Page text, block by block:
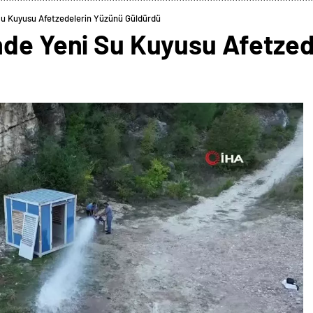
Kuyusu Afetzedelerin Yüzünü Güldürdü
Yeni Su Kuyusu